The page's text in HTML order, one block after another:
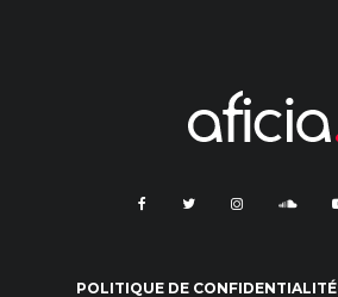
POLITIQUE DE CONFIDENTIALITÉ